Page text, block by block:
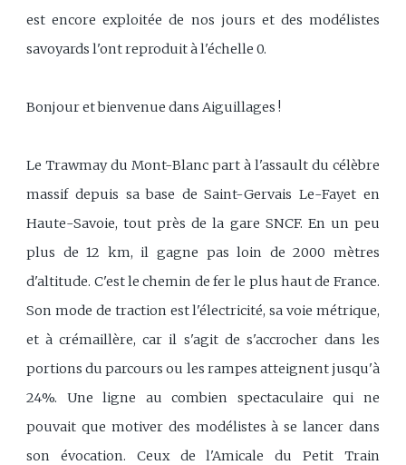
est encore exploitée de nos jours et des modélistes
savoyards l'ont reproduit à l'échelle 0.
Bonjour et bienvenue dans Aiguillages !
Le Trawmay du Mont-Blanc part à l'assault du célèbre
massif depuis sa base de Saint-Gervais Le-Fayet en
Haute-Savoie, tout près de la gare SNCF. En un peu
plus de 12 km, il gagne pas loin de 2000 mètres
d'altitude. C'est le chemin de fer le plus haut de France.
Son mode de traction est l'électricité, sa voie métrique,
et à crémaillère, car il s'agit de s'accrocher dans les
portions du parcours ou les rampes atteignent jusqu'à
24%. Une ligne au combien spectaculaire qui ne
pouvait que motiver des modélistes à se lancer dans
son évocation. Ceux de l'Amicale du Petit Train